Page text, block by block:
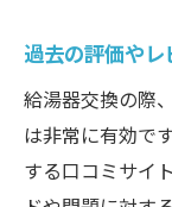
許可申
許可取
トラブル
とは
過去の評価や
給湯器交換の際
は非常に有効で
する口コミサイ